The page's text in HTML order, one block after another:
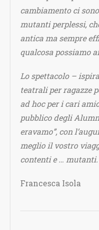
cambiamento ci
mutanti perplessi,
antica ma sempre
qualcosa possiamo
Lo spettacolo –
teatrali per ragazze
ad hoc per i cari
pubblico degli
eravamo”, con
meglio il vostro
contenti e … mutanti.
Francesca Isola